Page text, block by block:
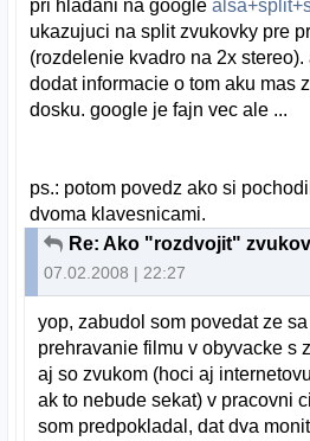
pri hladani na google
ukazujuci na split zvukovky pre
(rozdelenie kvadro na 2x
dodat informacie o tom aku mas
dosku. google je fajn vec ale ...
ps.: potom povedz ako si
dvoma klavesnicami.
07.02.2008 | 22:27
yop, zabudol som povedat ze
prehravanie filmu v obyvacke s
aj so zvukom (hoci aj
ak to nebude sekat) v pracovni
som predpokladal, dat dva